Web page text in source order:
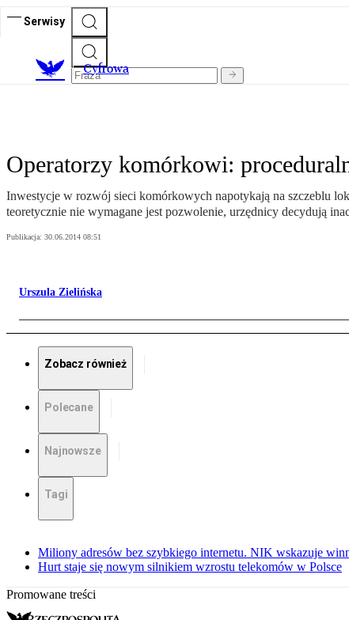
Serwisy
Cyfrowa
Operatorzy komórkowi:
Inwestycje w rozwój sieci komórkowych napotykają na szczeblu
teoretycznie nie wymagane jest pozwolenie, urzędnicy decydują
Publikacja: 30.06.2014 08:51
Urszula Zielińska
Zobacz również
Polecane
Najnowsze
Tagi
Miliony adresów bez szybkiego internetu. NIK wskazuje
Hurt staje się nowym silnikiem wzrostu telekomów w Polsce
Promowane treści